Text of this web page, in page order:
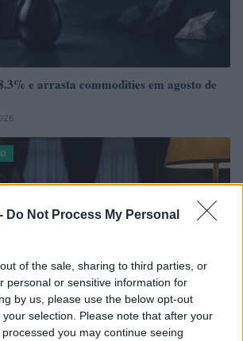
Do Not Process My Personal
of the sale, sharing to third parties, or
personal or sensitive information for
by us, please use the below opt-out
selection. Please note that after your
you may continue seeing
e arrasta commodities em agosto de